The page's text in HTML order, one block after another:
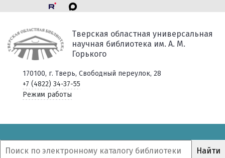
Тверская областная универсальная
научная библиотека им. А. М.
Горького
170100, г. Тверь, Свободный переулок, 28
+7 (4822) 34-37-55
Режим работы